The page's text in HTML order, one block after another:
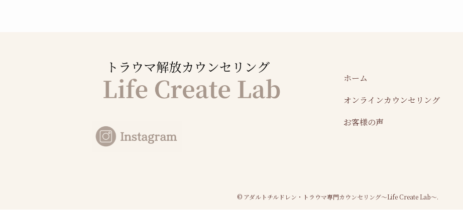
ホーム
オンラインカウンセリング
お客様の声
©アダルトチルドレン・トラウマ専門カウンセリング～Life Create Lab～.